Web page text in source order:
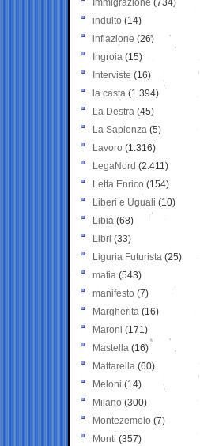
Immigrazione (734)
indulto (14)
inflazione (26)
Ingroia (15)
Interviste (16)
la casta (1.394)
La Destra (45)
La Sapienza (5)
Lavoro (1.316)
LegaNord (2.411)
Letta Enrico (154)
Liberi e Uguali (10)
Libia (68)
Libri (33)
Liguria Futurista (25)
mafia (543)
manifesto (7)
Margherita (16)
Maroni (171)
Mastella (16)
Mattarella (60)
Meloni (14)
Milano (300)
Montezemolo (7)
Monti (357)